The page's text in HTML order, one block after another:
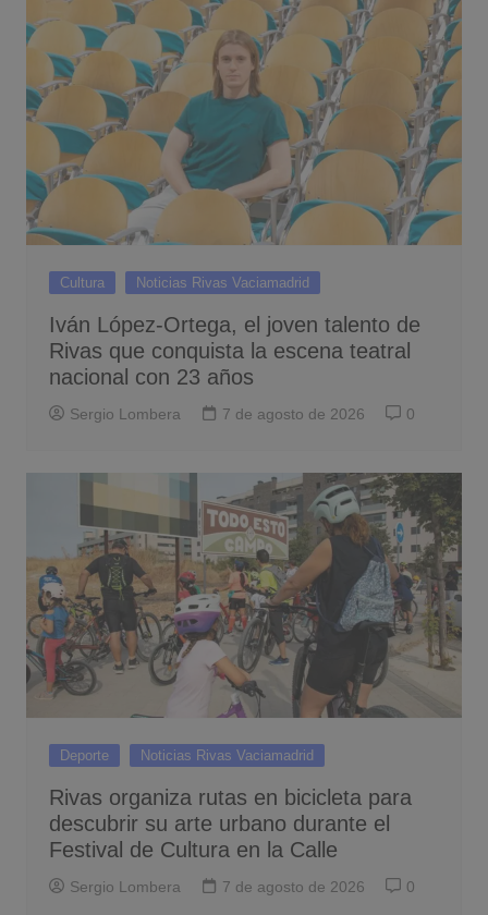
Cultura Noticias Rivas Vaciamadrid
Iván López-Ortega, el joven talento de
Rivas que conquista la escena teatral
nacional con 23 años
Sergio Lombera 7 de agosto de 2026 0
Deporte Noticias Rivas Vaciamadrid
Rivas organiza rutas en bicicleta para
descubrir su arte urbano durante el
Festival de Cultura en la Calle
Sergio Lombera 7 de agosto de 2026 0